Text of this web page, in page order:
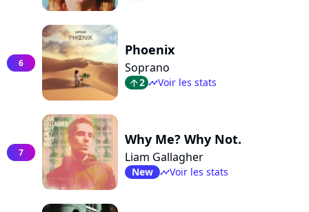
6
Phoenix
Soprano
arrow_top2 timelineVoir les stats
7
Why Me? Why Not.
Liam Gallagher
New timelineVoir les stats